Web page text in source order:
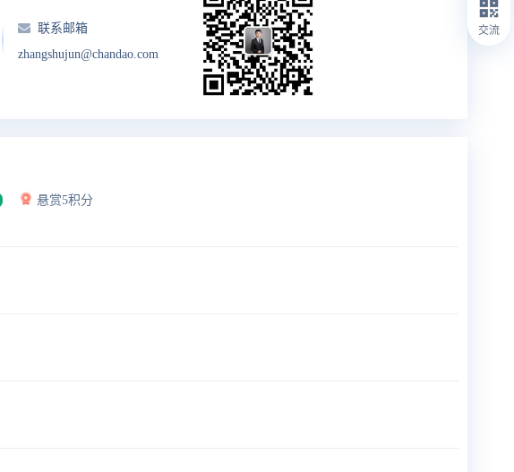
联系邮箱
zhangshujun@chandao.com
悬赏5积分
交流